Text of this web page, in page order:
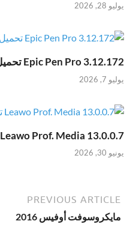
يوليو 28, 2026
Epic Pen Pro 3.12.172 تحميل مجاني
يوليو 7, 2026
Leawo Prof. Media 13.0.0.7 تحميل مجاني
يونيو 30, 2026
PREVIOUS ARTICLE
مايكروسوفت أوفيس 2016